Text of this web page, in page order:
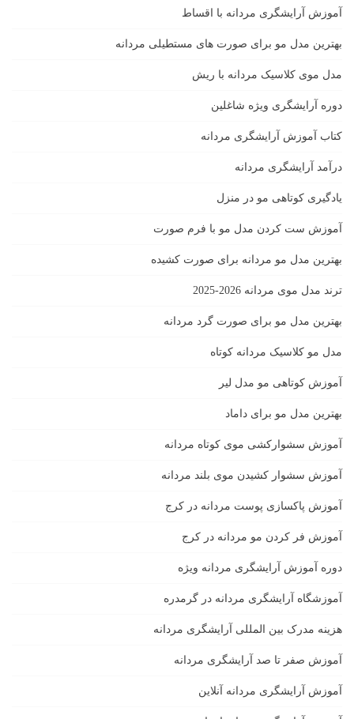
آموزش آرایشگری مردانه با اقساط
بهترین مدل مو برای صورت های مستطیلی مردانه
مدل موی کلاسیک مردانه با ریش
دوره آرایشگری ویژه شاغلین
کتاب آموزش آرایشگری مردانه
درآمد آرایشگری مردانه
یادگیری كوتاهى مو در منزل
آموزش ست كردن مدل مو با فرم صورت
بهترین مدل مو مردانه برای صورت کشیده
ترند مدل موی مردانه 2026-2025
بهترين مدل مو براى صورت گرد مردانه
مدل مو کلاسیک مردانه کوتاه
آموزش کوتاهی مو مدل لیر
بهترین مدل مو برای داماد
آموزش سشوارکشی موی کوتاه مردانه
آموزش سشوار کشیدن موی بلند مردانه
آموزش پاکسازی پوست مردانه در کرج
آموزش فر کردن مو مردانه در کرج
دوره آموزش آرایشگری مردانه ویژه
آموزشگاه آرایشگری مردانه در گرمدره
هزینه مدرک بین المللی آرایشگری مردانه
آموزش صفر تا صد آرایشگری مردانه
آموزش آرایشگری مردانه آنلاین